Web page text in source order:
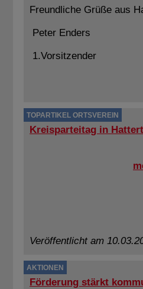
Freundliche Grüße aus
Peter Enders
1.Vorsitzender
TOPARTIKEL ORTSVEREIN
Kreisparteitag in Hattert
Veröffentlicht am
AKTIONEN
Förderung stärkt